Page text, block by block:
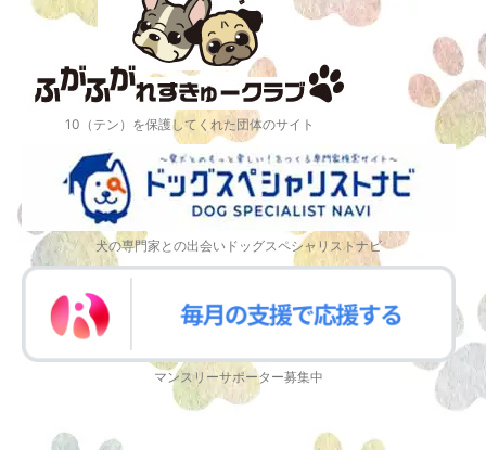
10（テン）を保護してくれた団体のサイト
犬の専門家との出会いドッグスペシャリストナビ
マンスリーサポーター募集中